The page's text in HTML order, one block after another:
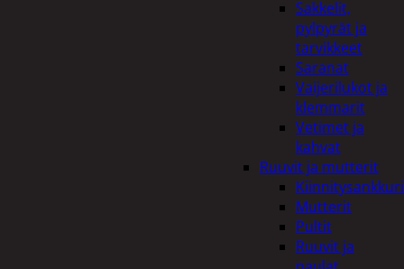
Sakkelit,
pylpyrät ja
tarvikkeet
Saranat
Vaijerilukot ja
klemmarit
Vetimet ja
kahvat
Ruuvit ja mutterit
Mutterit
Pultit
Ruuvit ja